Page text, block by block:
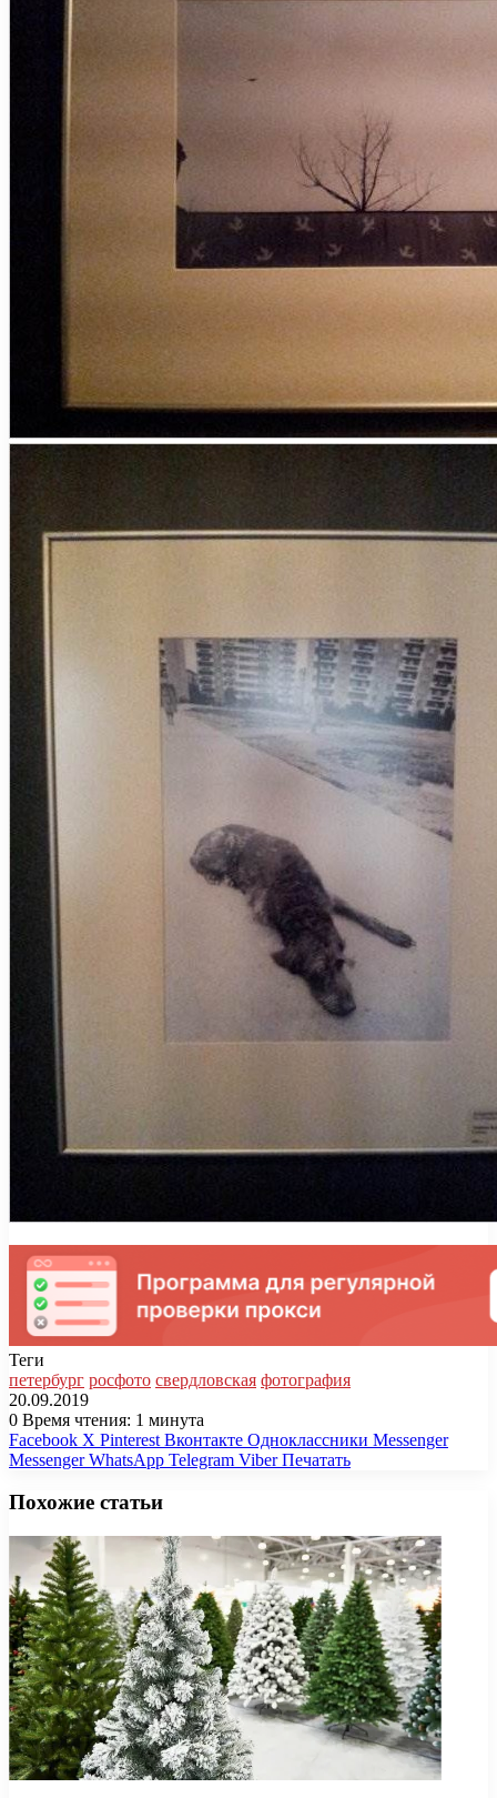
Теги
петербург росфото свердловская фотография
20.09.2019
0 Время чтения: 1 минута
Facebook X Pinterest Вконтакте Одноклассники Messenger
Messenger WhatsApp Telegram Viber Печатать
Похожие статьи